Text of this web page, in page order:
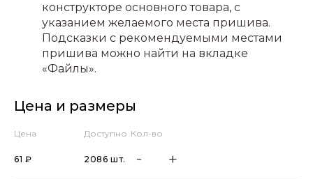
конструкторе основного товара, с
указанием желаемого места пришива.
Подсказки с рекомендуемыми местами
пришива можно найти на вкладке
«Файлы».
Цена и размеры
Цена Доступно Кол-во
61 ₽ 2086 шт.